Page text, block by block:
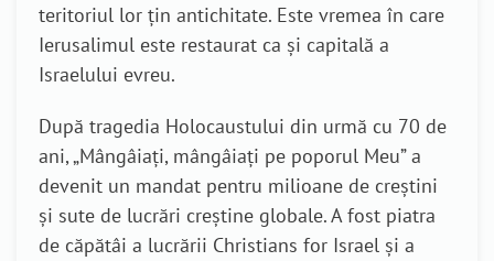
teritoriul lor țin antichitate. Este vremea în care
Ierusalimul este restaurat ca și capitală a
Israelului evreu.
După tragedia Holocaustului din urmă cu 70 de
ani, „Mângâiați, mângâiați pe poporul Meu” a
devenit un mandat pentru milioane de creștini
și sute de lucrări creștine globale. A fost piatra
de căpătâi a lucrării Christians for Israel și a